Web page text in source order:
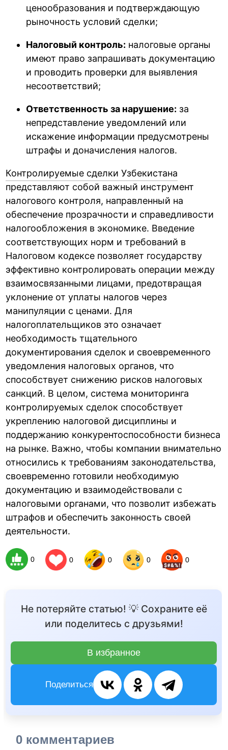
ценообразования и подтверждающую
рыночность условий сделки;
Налоговый контроль: налоговые органы
имеют право запрашивать документацию
и проводить проверки для выявления
несоответствий;
Ответственность за нарушение: за
непредставление уведомлений или
искажение информации предусмотрены
штрафы и доначисления налогов.
Контролируемые сделки Узбекистана
представляют собой важный инструмент
налогового контроля, направленный на
обеспечение прозрачности и справедливости
налогообложения в экономике. Введение
соответствующих норм и требований в
Налоговом кодексе позволяет государству
эффективно контролировать операции между
взаимосвязанными лицами, предотвращая
уклонение от уплаты налогов через
манипуляции с ценами. Для
налогоплательщиков это означает
необходимость тщательного
документирования сделок и своевременного
уведомления налоговых органов, что
способствует снижению рисков налоговых
санкций. В целом, система мониторинга
контролируемых сделок способствует
укреплению налоговой дисциплины и
поддержанию конкурентоспособности бизнеса
на рынке. Важно, чтобы компании внимательно
относились к требованиям законодательства,
своевременно готовили необходимую
документацию и взаимодействовали с
налоговыми органами, что позволит избежать
штрафов и обеспечить законность своей
деятельности.
0 0 0 0 0
Не потеряйте статью! 💡 Сохраните её
или поделитесь с друзьями!
В избранное
Поделиться
0 комментариев